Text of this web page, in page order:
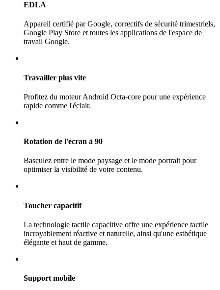
EDLA
Appareil certifié par Google, correctifs de sécurité trimestriels,
Google Play Store et toutes les applications de l'espace de
travail Google.
Travailler plus vite
Profitez du moteur Android Octa-core pour une expérience
rapide comme l'éclair.
Rotation de l'écran à 90
Basculez entre le mode paysage et le mode portrait pour
optimiser la visibilité de votre contenu.
Toucher capacitif
La technologie tactile capacitive offre une expérience tactile
incroyablement réactive et naturelle, ainsi qu'une esthétique
élégante et haut de gamme.
Support mobile